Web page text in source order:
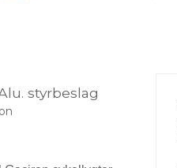
styrbeslag